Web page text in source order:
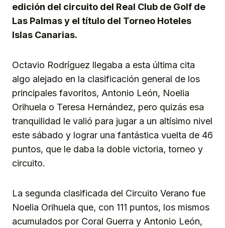
edición del circuito del Real Club de Golf de
Las Palmas y el título del Torneo Hoteles
Islas Canarias.
Octavio Rodríguez llegaba a esta última cita
algo alejado en la clasificación general de los
principales favoritos, Antonio León, Noelia
Orihuela o Teresa Hernández, pero quizás esa
tranquilidad le valió para jugar a un altísimo nivel
este sábado y lograr una fantástica vuelta de 46
puntos, que le daba la doble victoria, torneo y
circuito.
La segunda clasificada del Circuito Verano fue
Noelia Orihuela que, con 111 puntos, los mismos
acumulados por Coral Guerra y Antonio León,